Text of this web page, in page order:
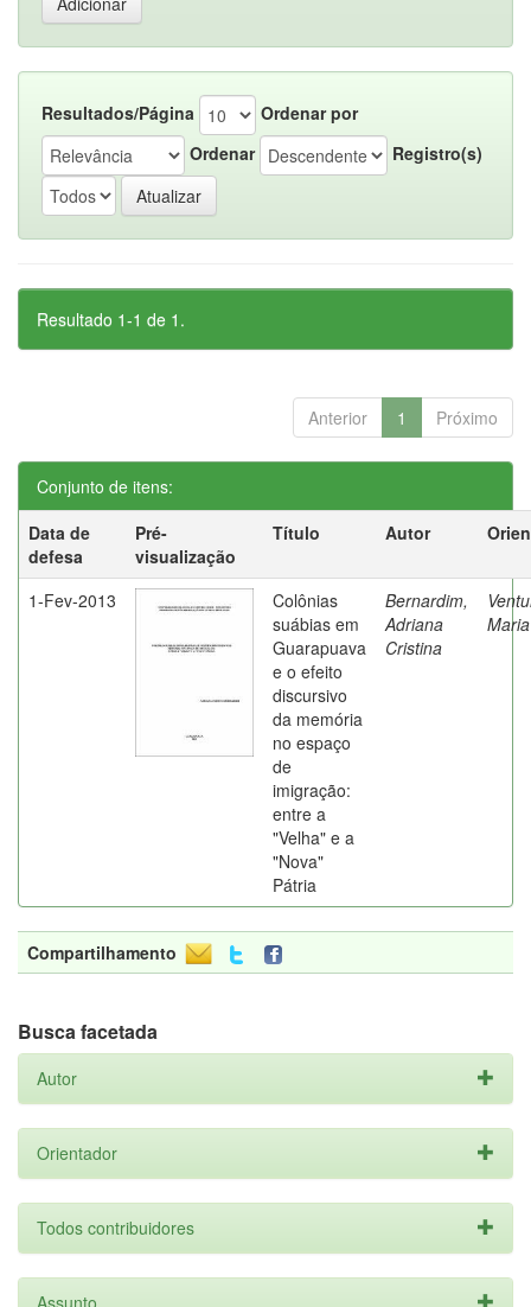
Resultados/Página
Ordenar por
Ordenar
Registro(s)
Resultado 1-1 de 1.
Anterior 1 Próximo
Conjunto de itens:
Data de
defesa
Pré-
visualização
Título Autor
1-Fev-2013
Colônias
suábias em
Guarapuava
e o efeito
discursivo
da memória
no espaço
de
imigração:
entre a
"Velha" e a
"Nova"
Pátria
Bernardim,
Adriana
Cristina
Compartilhamento
Busca facetada
Autor
Orientador
Todos contribuidores
Assunto